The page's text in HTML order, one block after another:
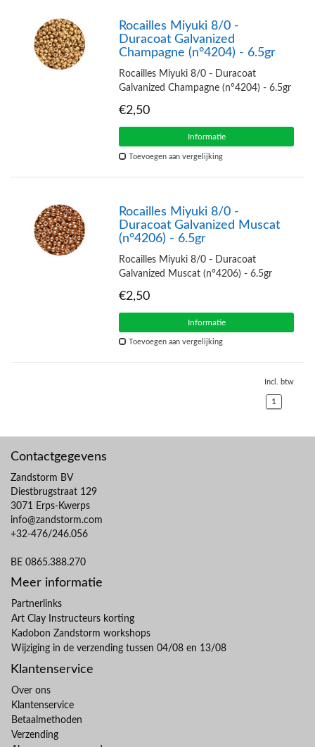
Rocailles Miyuki 8/0 -
Duracoat Galvanized
Champagne (n°4204) - 6.5gr
Rocailles Miyuki 8/0 - Duracoat
Galvanized Champagne (n°4204) - 6.5gr
€2,50
Informatie
Toevoegen aan vergelijking
Rocailles Miyuki 8/0 -
Duracoat Galvanized Muscat
(n°4206) - 6.5gr
Rocailles Miyuki 8/0 - Duracoat
Galvanized Muscat (n°4206) - 6.5gr
€2,50
Informatie
Toevoegen aan vergelijking
Incl. btw
1
Contactgegevens
Zandstorm BV
Diestbrugstraat 129
3071 Erps-Kwerps
info@zandstorm.com
+32-476/246.056
BE 0865.388.270
Meer informatie
Partnerlinks
Art Clay Instructeurs korting
Kadobon Zandstorm workshops
Wijziging in de verzending tussen 04/08 en 13/08
Klantenservice
Over ons
Klantenservice
Betaalmethoden
Verzending